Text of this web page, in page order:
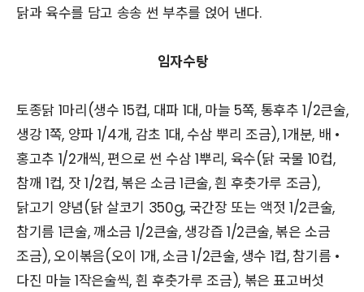
닭과 육수를 담고 송송 썬 부추를 얹어 낸다.
임자수탕
토종닭 1마리(생수 15컵, 대파 1대, 마늘 5쪽, 통후추 1/2큰술,
생강 1쪽, 양파 1/4개, 감초 1대, 수삼 뿌리 조금), 1개분, 배 •
홍고추 1/2개씩, 편으로 썬 수삼 1뿌리, 육수(닭 국물 10컵,
참깨 1컵, 잣 1/2컵, 볶은 소금 1큰술, 흰 후춧가루 조금),
닭고기 양념(닭 살코기 350g, 국간장 또는 액젓 1/2큰술,
참기름 1큰술, 깨소금 1/2큰술, 생강즙 1/2큰술, 볶은 소금
조금), 오이볶음(오이 1개, 소금 1/2큰술, 생수 1컵, 참기름 •
다진 마늘 1작은술씩, 흰 후춧가루 조금), 볶은 표고버섯